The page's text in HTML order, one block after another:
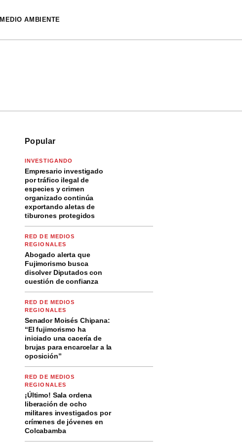
MEDIO AMBIENTE
Popular
INVESTIGANDO
Empresario investigado
por tráfico ilegal de
especies y crimen
organizado continúa
exportando aletas de
tiburones protegidos
RED DE MEDIOS
REGIONALES
Abogado alerta que
Fujimorismo busca
disolver Diputados con
cuestión de confianza
RED DE MEDIOS
REGIONALES
Senador Moisés Chipana:
“El fujimorismo ha
iniciado una cacería de
brujas para encarcelar a la
oposición”
RED DE MEDIOS
REGIONALES
¡Último! Sala ordena
liberación de ocho
militares investigados por
crímenes de jóvenes en
Colcabamba